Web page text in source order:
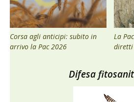
Corsa agli anticipi: subito in
arrivo la Pac 2026
La
diretti
Difesa